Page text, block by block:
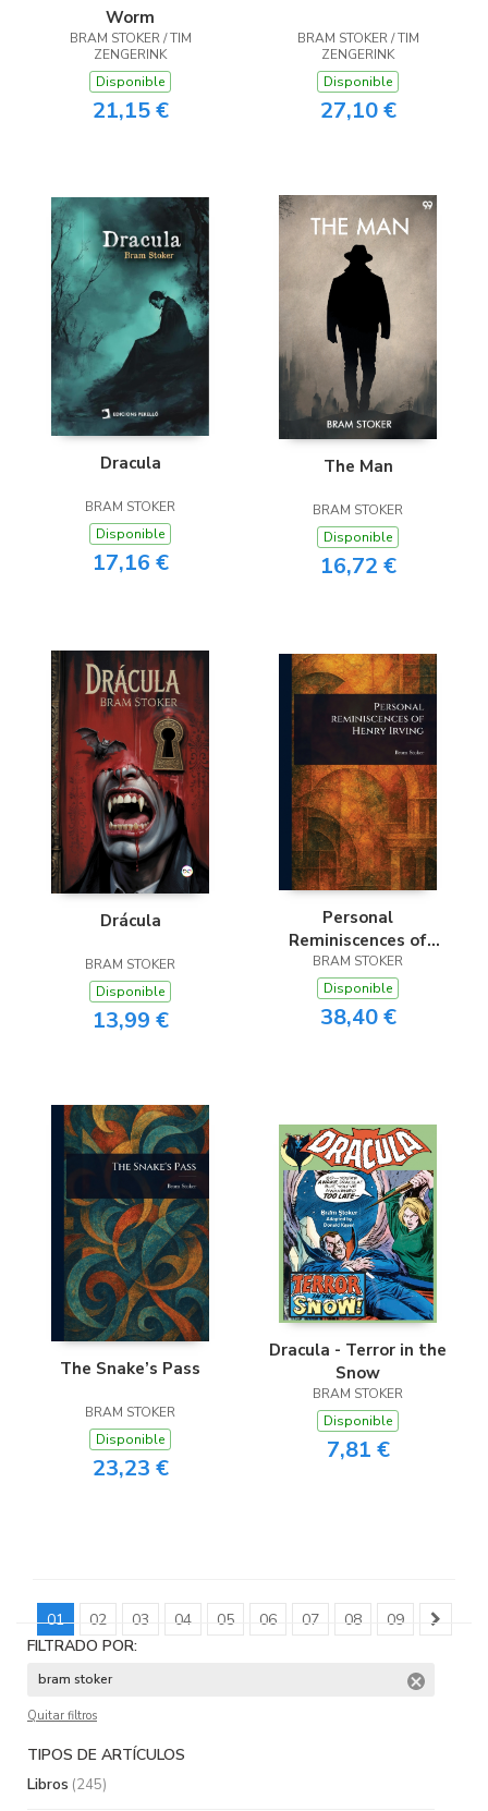
Worm
BRAM STOKER / TIM
ZENGERINK
Disponible
21,15 €
BRAM STOKER / TIM
ZENGERINK
Disponible
27,10 €
Dracula
BRAM STOKER
Disponible
17,16 €
The Man
BRAM STOKER
Disponible
16,72 €
Drácula
BRAM STOKER
Disponible
13,99 €
Personal
Reminiscences of
Henry Irving
BRAM STOKER
Disponible
38,40 €
The Snake’s Pass
BRAM STOKER
Disponible
23,23 €
Dracula - Terror in the
Snow
BRAM STOKER
Disponible
7,81 €
01 02 03 04 05 06 07 08
09
FILTRADO POR:
bram stoker
Quitar filtros
TIPOS DE ARTÍCULOS
Libros (245)